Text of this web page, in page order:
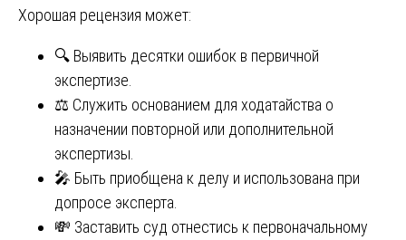
Хорошая рецензия может:
🔍 Выявить десятки ошибок в первичной
экспертизе.
⚖️ Служить основанием для ходатайства о
назначении повторной или дополнительной
экспертизы.
🎤 Быть приобщена к делу и использована при
допросе эксперта.
💸 Заставить суд отнестись к первоначальному